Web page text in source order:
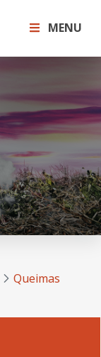
MENU
Queimas